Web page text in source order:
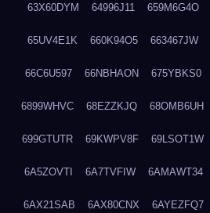
63X60DYM 64996J11 659M6G4O
65UV4E1K 660K94O5 663467JW
66C6U597 66NBHAON 675YBKS0
6899WHVC 68EZZKJQ 68OMB6UH
699GTUTR 69KWPV8F 69LSOT1W
6A5ZOVTI 6A7TVFIW 6AMAWT34
6AX21SAB 6AX80CNX 6AYEZFQ7